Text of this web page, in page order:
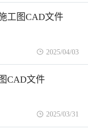
工图CAD文件
2025/04/03
CAD文件
2025/03/31